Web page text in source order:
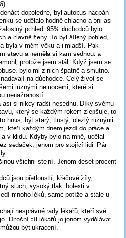
)
dopoledne, byl autobus nacpán
se udělalo hodně chladno a oni asi
pohled. 95% důchodců bylo
a hlavně ženy. To byl šílený pohled,
byla v mém věku a i mladší. Pak
stavu a neměla si kam sednout a
protože jsem stál. Když jsem se
bylo mi z nich špatně a smutno.
na důchodce. Celý život se
různými nemocemi, které si
nenažraností.
asi si nikdy radši nesednu. Díky svému
který se každým rokem zlepšuje, to
hnus, být starý, tlustý, olezlý různými
kteří každým dnem jezdí do práce a
v klidu. Kdyby bylo na mně, udělal
sedaček, jenom pro stojící lidi. Pár
všichni stejní. Jenom deset procent
jsou přetloustlí, křečové žíly,
sluch, vysoký tlak, bolesti v
mnoho léků, samé potíže a stále u
nesprávné rady lékařů, kteří své
Dnešní cíl lékařů je jenom vydělávat
být ukradení.